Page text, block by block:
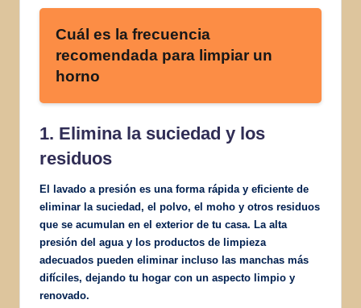
Cuál es la frecuencia
recomendada para limpiar un
horno
1. Elimina la suciedad y los
residuos
El lavado a presión es una forma rápida y eficiente de
eliminar la suciedad, el polvo, el moho y otros residuos
que se acumulan en el exterior de tu casa. La alta
presión del agua y los productos de limpieza
adecuados pueden eliminar incluso las manchas más
difíciles, dejando tu hogar con un aspecto limpio y
renovado.